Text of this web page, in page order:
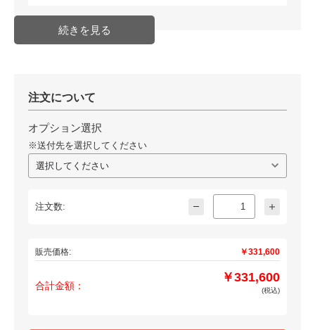
注文について
オプション選択
※送付先を選択してください
注文数:
販売価格: ￥331,600
合計金額：
￥331,600
(税込)